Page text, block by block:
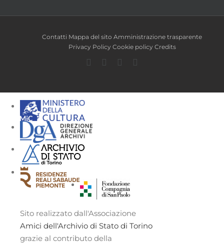
Contatti Mappa del sito Amministrazione trasparente
Privacy Policy Cookie policy Credits
Facebook
TwitterYouTube
Sito realizzato dall'Associazione
Amici dell'Archivio di Stato di Torino
grazie al contributo della